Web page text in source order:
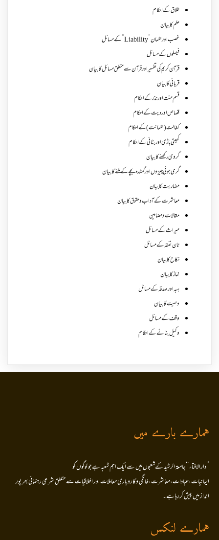
طلاق کے احکام
علم کا بیان
غصب اورضمان”Liability” کے مسائل
فیصلوں کے مسائل
قرآن کریم کی تفسیر اور قرآن سے متعلق مسائل کا بیان
قربانی کا بیان
قسم منت اور نذر کے احکام
قصاص اور دیت کے احکام
کفالت (ضمانت) کے احکام
کھیتی باڑی اور بٹائی کے احکام
گروی رکھنے کا بیان
گری ہوئی چیزوں اورگمشدہ بچے کے ملنے کا بیان
مضاربت کا بیان
معاشرت کے آداب و حقوق کا بیان
مقالات ومضامین
میراث کے مسائل
نان نفقہ کے مسائل
نکاح کا بیان
نماز کا بیان
ہبہ اور صدقہ کے مسائل
وصیت کا بیان
وقف کے مسائل
وکیل بنانے کے احکام
ہمارے بارے میں
’’دارالافتاء ‘‘جامعۃ الرشید کےشعبوں میں سے ایک اہم شعبہ ہے جو لوگوں کو
ایمانیات،عبادات،معاشرت،خانگی وکاروباری معاملات اور اخلاقیات سے متعلق شرعی رہنمائی بھر پور
انداز میں پیش کررہا ہے۔
ہمارے لنکس